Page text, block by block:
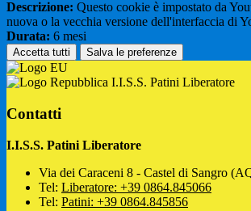
Descrizione: Questo cookie è impostato da
nuova o la vecchia versione dell'interfaccia di
Durata: 6 mesi
Accetta tutti Salva le preferenze
I.I.S.S. Patini Liberatore
Contatti
I.I.S.S. Patini Liberatore
Via dei Caraceni 8 - Castel di Sangro
Tel: Liberatore: +39 0864.845066
Tel: Patini: +39 0864.845856